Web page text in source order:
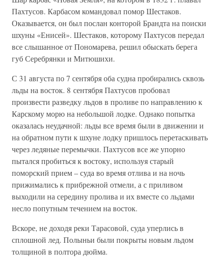
Пахтусов. Карбасом командовал помор Шестаков.
Оказывается, он был послан конторой Брандта на поиски
шхуны «Енисей». Шестаков, которому Пахтусов передал
все слышанное от Пономарева, решил обыскать берега
губ Серебрянки и Митюшихи.
С 31 августа по 7 сентября оба судна пробирались сквозь
льды на восток. 8 сентября Пахтусов пробовал
произвести разведку льдов в проливе по направлению к
Карскому морю на небольшой лодке. Однако попытка
оказалась неудачной: льды все время были в движении и
на обратном пути к шхуне лодку пришлось перетаскивать
через ледяные перемычки. Пахтусов все же упорно
пытался пробиться к востоку, используя старый
поморский прием – суда во время отлива и на ночь
прижимались к прибрежной отмели, а с приливом
выходили на середину пролива и их вместе со льдами
несло попутным течением на восток.
Вскоре, не доходя реки Тарасовой, суда уперлись в
сплошной лед. Полыньи были покрыты новым льдом
толщиной в полтора дюйма.